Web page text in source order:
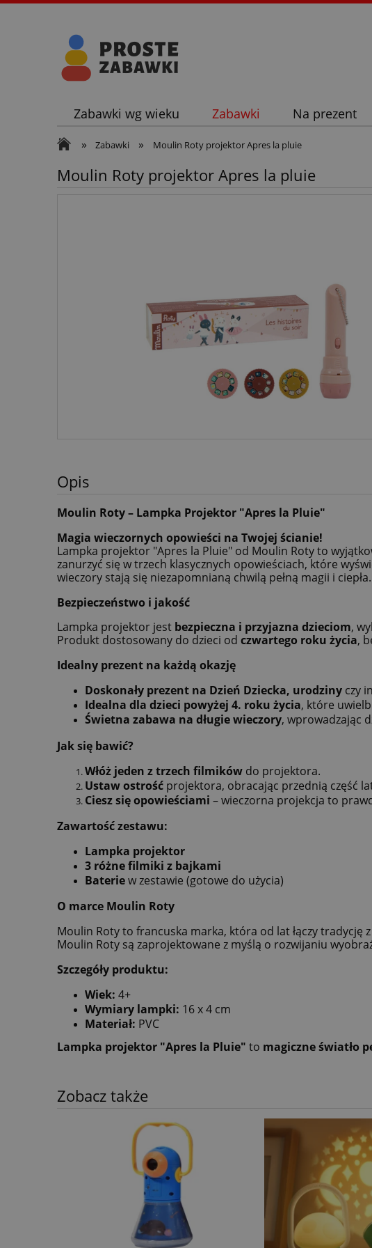
Zabawki wg wieku Zabawki Na prezent
» Zabawki » Moulin Roty projektor Apres la pluie
Moulin Roty projektor Apres la pluie
Opis
Moulin Roty – Lampka Projektor "Apres la Pluie"
Magia wieczornych opowieści na Twojej ścianie!
Lampka projektor "Apres la Pluie" od Moulin Roty to
zanurzyć się w trzech klasycznych opowieściach, które
wieczory stają się niezapomnianą chwilą pełną magii i ciepła.
Bezpieczeństwo i jakość
Lampka projektor jest bezpieczna i przyjazna dzieciom,
Produkt dostosowany do dzieci od czwartego roku życia,
Idealny prezent na każdą okazję
Doskonały prezent na Dzień Dziecka, urodziny czy
Idealna dla dzieci powyżej 4. roku życia, które
Świetna zabawa na długie wieczory, wprowadzając
Jak się bawić?
Włóż jeden z trzech filmików do projektora.
Ustaw ostrość projektora, obracając przednią część
Ciesz się opowieściami – wieczorna projekcja to
Zawartość zestawu:
Lampka projektor
3 różne filmiki z bajkami
Bateriew zestawie (gotowe do użycia)
O marce Moulin Roty
Moulin Roty to francuska marka, która od lat łączy tradycję
Moulin Roty są zaprojektowane z myślą o rozwijaniu
Szczegóły produktu:
Wiek: 4+
Wymiary lampki: 16 x 4 cm
Materiał: PVC
Lampka projektor "Apres la Pluie" to magiczne światło
Zobacz także